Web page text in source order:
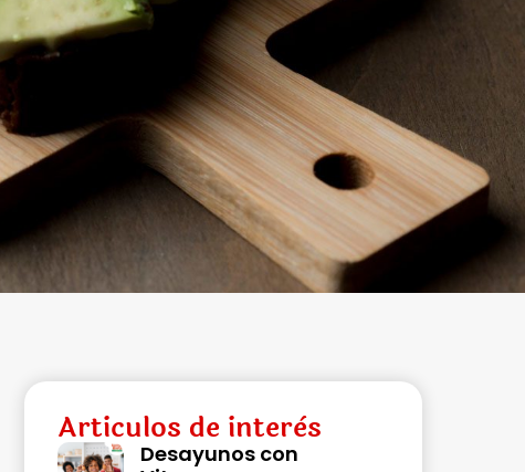
Articulos de interès
Desayunos con